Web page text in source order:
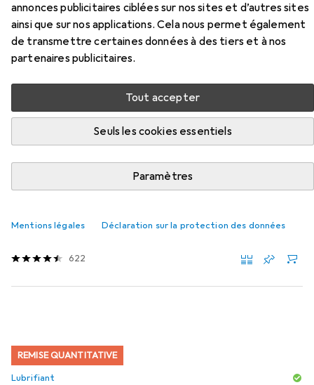
annonces publicitaires ciblées sur nos sites et d’autres sites
ainsi que sur nos applications. Cela nous permet également
de transmettre certaines données à des tiers et à nos
partenaires publicitaires.
Tout accepter
Seuls les cookies essentiels
Paramètres
Mentions légales Déclaration sur la protection des données
Ici, vous trouverez des accessoires compatibles avec le
produit Doc Johnson Brysen - AVC - Cul de la catégorie
Lubrifiant.
REMISE QUANTITATIVE
Lubrifiant
622
REMISE QUANTITATIVE
Lubrifiant